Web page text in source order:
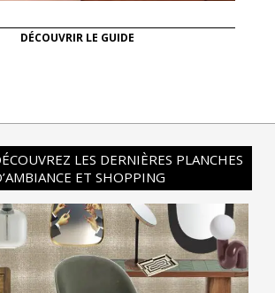
DÉCOUVRIR LE GUIDE
LES DERNIÈRES PLANCHES
ET SHOPPING